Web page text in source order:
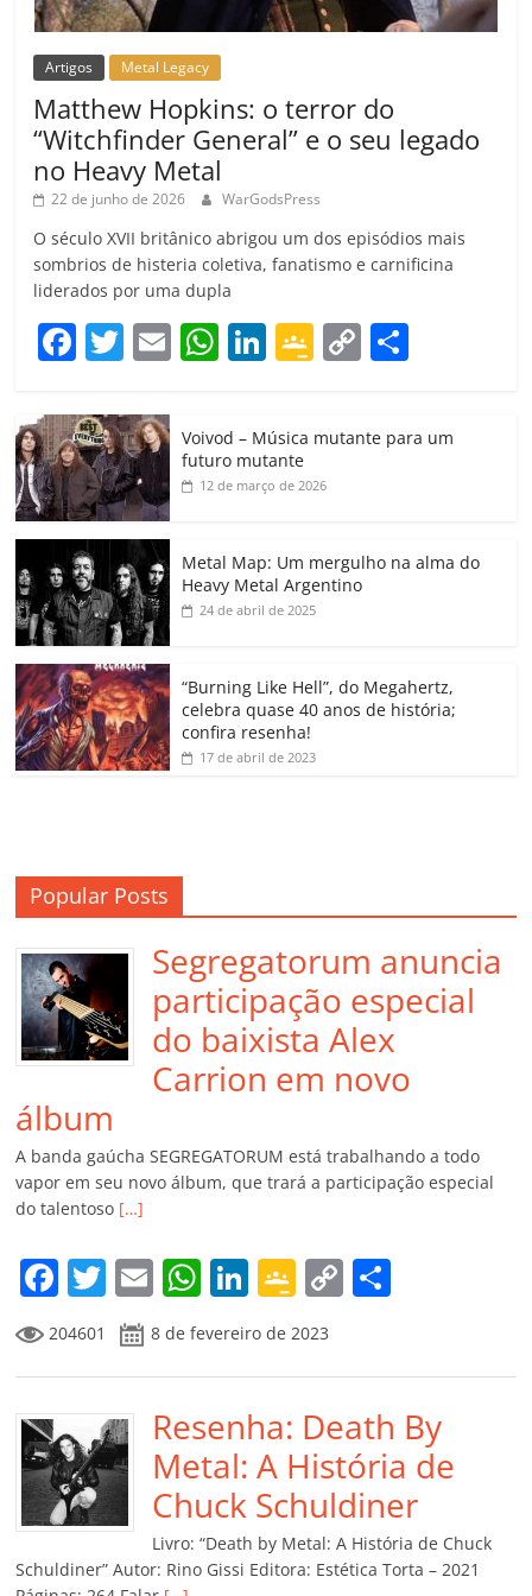
Artigos Metal Legacy
Matthew Hopkins: o terror do
“Witchfinder General” e o seu legado
no Heavy Metal
22 de junho de 2026 WarGodsPress
O século XVII britânico abrigou um dos episódios mais
sombrios de histeria coletiva, fanatismo e carnificina
liderados por uma dupla
F
c
e
b
o
o
k
T
itt
er
E
ai
W
at
s
A
p
Li
k
e
dI
G
gl
e
a
ss
o
m
C
y
k
p
h
Voivod – Música mutante para um
futuro mutante
12 de março de 2026
Metal Map: Um mergulho na alma do
Heavy Metal Argentino
24 de abril de 2025
“Burning Like Hell”, do Megahertz,
celebra quase 40 anos de história;
confira resenha!
17 de abril de 2023
Popular Posts
Segregatorum anuncia
participação especial
do baixista Alex
Carrion em novo
álbum
A banda gaúcha SEGREGATORUM está trabalhando a todo
vapor em seu novo álbum, que trará a participação especial
do talentoso […]
F
a
c
e
b
o
o
k
T
w
itt
er
E
m
ai
l
W
at
s
A
p
p
Li
k
e
dI
n
G
o
o
gl
e
Cl
a
ss
ro
C
y
Li
n
k
p
ar
til
h
ar
204601 8 de fevereiro de 2023
Resenha: Death By
Metal: A História de
Chuck Schuldiner
Livro: “Death by Metal: A História de Chuck
Schuldiner” Autor: Rino Gissi Editora: Estética Torta – 2021